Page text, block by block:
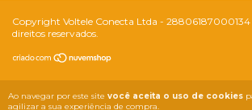
Ao navegar por este site você aceita o uso de cookies
agilizar a sua experiência de compra.
Copyright Voltele Conecta Ltda - 28806187000134
direitos reservados.